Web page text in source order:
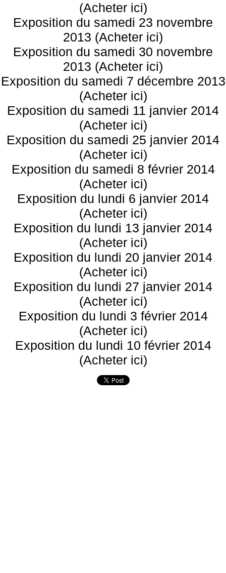
(Acheter ici)
Exposition du samedi 23 novembre
2013 (Acheter ici)
Exposition du samedi 30 novembre
2013 (Acheter ici)
Exposition du samedi 7 décembre 2013
(Acheter ici)
Exposition du samedi 11 janvier 2014
(Acheter ici)
Exposition du samedi 25 janvier 2014
(Acheter ici)
Exposition du samedi 8 février 2014
(Acheter ici)
Exposition du lundi 6 janvier 2014
(Acheter ici)
Exposition du lundi 13 janvier 2014
(Acheter ici)
Exposition du lundi 20 janvier 2014
(Acheter ici)
Exposition du lundi 27 janvier 2014
(Acheter ici)
Exposition du lundi 3 février 2014
(Acheter ici)
Exposition du lundi 10 février 2014
(Acheter ici)